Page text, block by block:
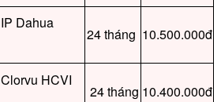
Dahua
24 tháng 10.500.000đ
HCVI
24 tháng 10.400.000đ